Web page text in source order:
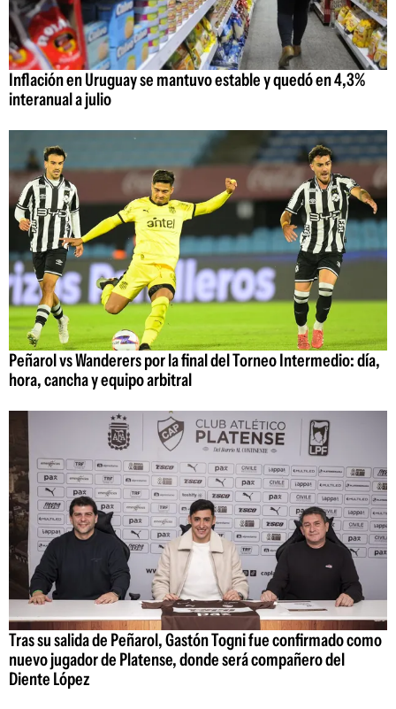
Inflación en Uruguay se mantuvo estable y quedó en 4,3%
interanual a julio
Peñarol vs Wanderers por la final del Torneo Intermedio: día,
hora, cancha y equipo arbitral
Tras su salida de Peñarol, Gastón Togni fue confirmado como
nuevo jugador de Platense, donde será compañero del
Diente López